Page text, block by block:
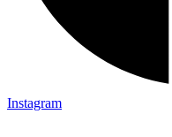
Instagram